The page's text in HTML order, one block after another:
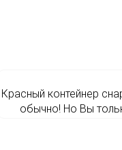
Красный контейнер
обычно! Но Вы